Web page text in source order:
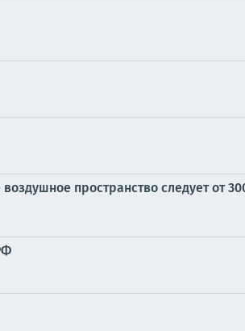
пространство следует от